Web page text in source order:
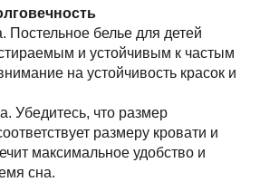
белье для детей
и устойчивым к частым
на устойчивость красок и
что размер
размеру кровати и
максимальное удобство и
сна.